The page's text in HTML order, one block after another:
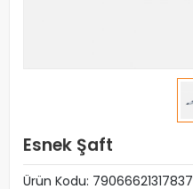
Esnek Şaft
Ürün Kodu: 79066621317837